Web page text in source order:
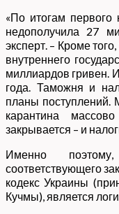
«По итогам первого
недополучила 27
эксперт. – Кроме
внутреннего
миллиардов гривен.
года. Таможня и
планы поступлений.
карантина
закрывается – и
Именно
соответствующего
кодекс Украины
Кучмы), является